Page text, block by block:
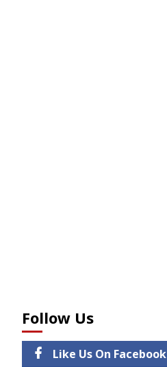
Follow Us
Like Us On Facebook